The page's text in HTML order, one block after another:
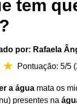
tem
por: Rafaela
Pontuação: 5/5 (
a água mata os
presentes na